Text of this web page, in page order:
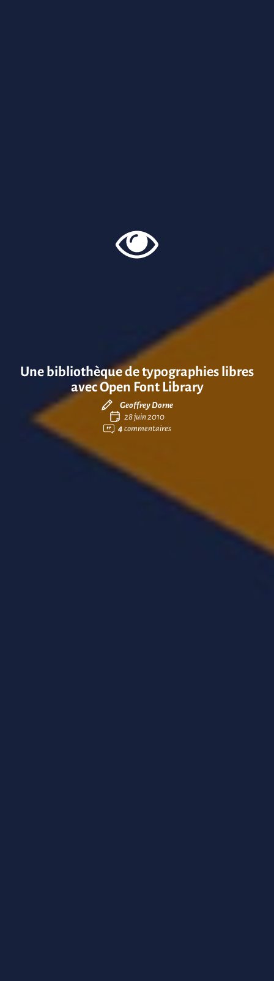
Une bibliothèque de typographies libres
avec Open Font Library
Geoffrey Dorne
28 juin 2010
4commentaires